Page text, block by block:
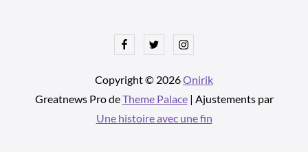
FacebookTwitterInstagram
Copyright © 2026Onirik
Greatnews Pro deTheme Palace| Ajustements par
Une histoire avec une fin